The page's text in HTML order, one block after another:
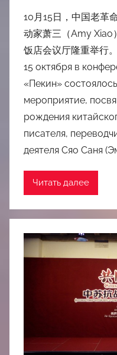
10月15日，中国老革
动家萧三（Amy Xiao
饭店会议厅隆重举行。
15 октября в
«Пекин»
мероприятие,
рождения
писателя,
деятеля Сяо Саня
Читать далее